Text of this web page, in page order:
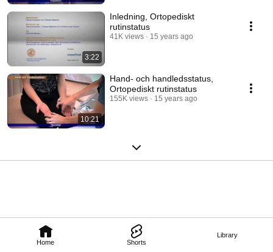
Home Shorts
Library
3:22
Inledning, Ortopediskt
rutinstatus
41K views 15 years ago
10:21
Hand- och handledsstatus,
Ortopediskt rutinstatus
155K views 15 years ago